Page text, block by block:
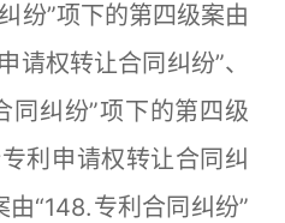
纷”项下的第四级案由
请权转让合同纠纷”、
同纠纷”项下的第四级
利申请权转让合同纠
“148.专利合同纠纷”